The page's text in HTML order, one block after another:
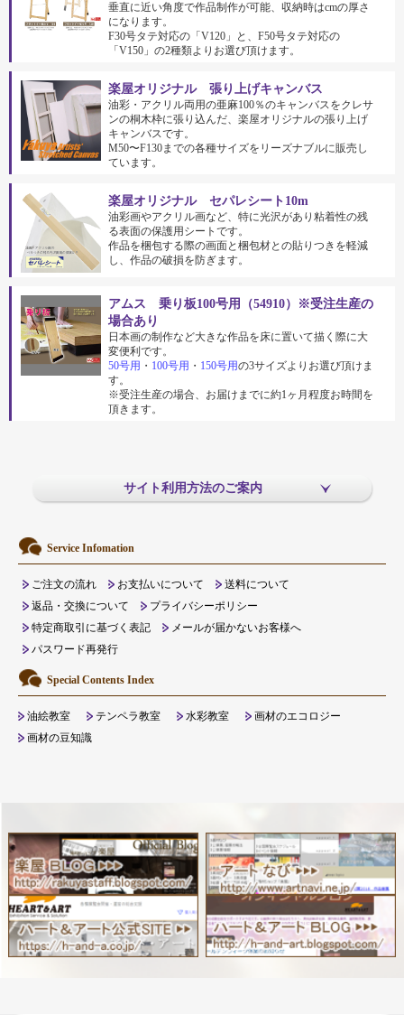
垂直に近い角度で作品制作が可能、収納時はcmの厚さ
になります。
F30号タテ対応の「V120」と、F50号タテ対応の
「V150」の2種類よりお選び頂けます。
楽屋オリジナル 張り上げキャンバス
油彩・アクリル両用の亜麻100％のキャンバスをクレサ
ンの桐木枠に張り込んだ、楽屋オリジナルの張り上げ
キャンバスです。
M50〜F130までの各種サイズをリーズナブルに販売し
ています。
楽屋オリジナル セパレシート10m
油彩画やアクリル画など、特に光沢があり粘着性の残
る表面の保護用シートです。
作品を梱包する際の画面と梱包材との貼りつきを軽減
し、作品の破損を防ぎます。
アムス 乗り板100号用（54910）※受注生産の
場合あり
日本画の制作など大きな作品を床に置いて描く際に大
変便利です。
50号用 ・ 100号用 ・ 150号用の3サイズよりお選び頂けま
す。
※受注生産の場合、お届けまでに約1ヶ月程度お時間を
頂きます。
サイト利用方法のご案内
Service Infomation
ご注文の流れ お支払いについて
送料について
返品・交換について
プライバシーポリシー
特定商取引に基づく表記
メールが届かないお客様へ
パスワード再発行
Special Contents Index
油絵教室 テンペラ教室 水彩教室
画材のエコロジー
画材の豆知識